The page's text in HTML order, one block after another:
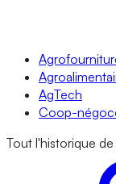
AgTech
Coop-
Tout l'historique